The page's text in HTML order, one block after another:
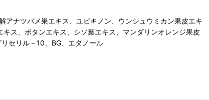
ナツバメ巣エキス、ユビキノン、ウンシュウミカン果皮エキ
ス、ボタンエキス、シソ葉エキス、マンダリンオレンジ果皮
セリル－10、BG、エタノール